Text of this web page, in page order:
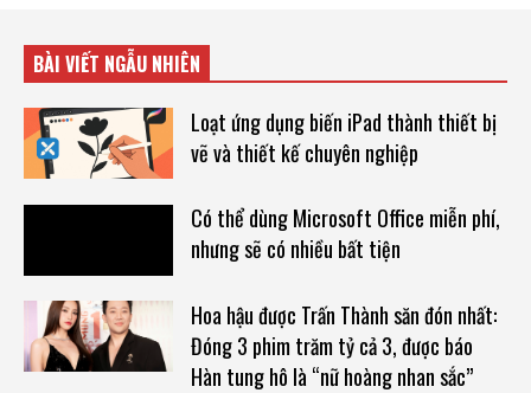
BÀI VIẾT NGẪU NHIÊN
Loạt ứng dụng biến iPad thành thiết bị
vẽ và thiết kế chuyên nghiệp
Có thể dùng Microsoft Office miễn phí,
nhưng sẽ có nhiều bất tiện
Hoa hậu được Trấn Thành săn đón nhất:
Đóng 3 phim trăm tỷ cả 3, được báo
Hàn tung hô là “nữ hoàng nhan sắc”